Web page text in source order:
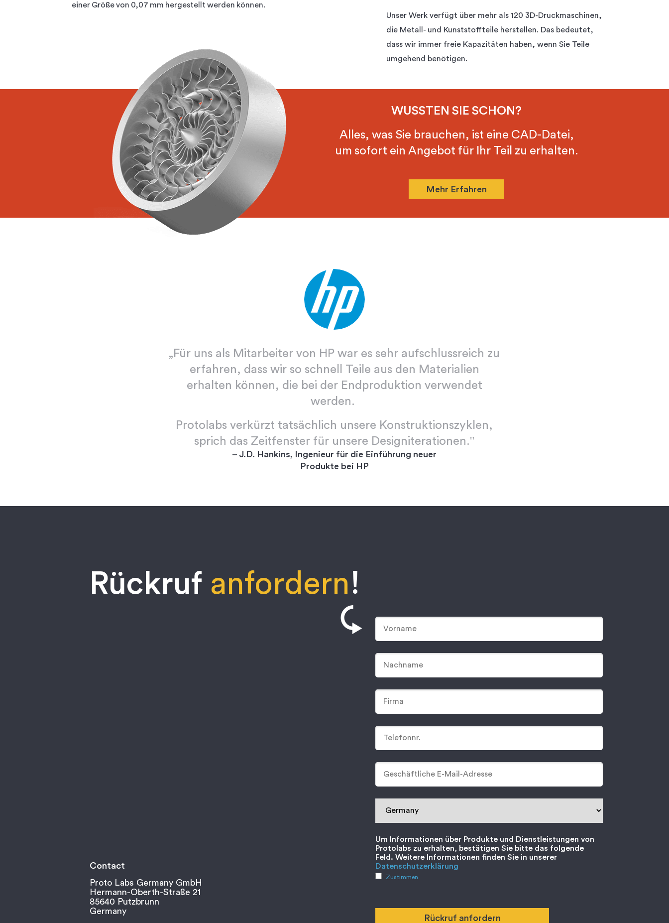
einer Größe von 0,07 mm hergestellt werden können.
Unser Werk verfügt über mehr als 120 3D-Druckmaschinen,
die Metall- und Kunststoffteile herstellen. Das bedeutet,
dass wir immer freie Kapazitäten haben, wenn Sie Teile
umgehend benötigen.
„Für uns als Mitarbeiter von HP war es sehr aufschlussreich zu
erfahren, dass wir so schnell Teile aus den Materialien
erhalten können, die bei der Endproduktion verwendet
werden.
Protolabs verkürzt tatsächlich unsere Konstruktionszyklen,
sprich das Zeitfenster für unsere Designiterationen."
– J.D. Hankins, Ingenieur für die Einführung neuer
Produkte bei HP
Um Informationen über Produkte und Dienstleistungen von
Protolabs zu erhalten, bestätigen Sie bitte das folgende
Feld. Weitere Informationen finden Sie in unserer
Datenschutzerklärung
Zustimmen
Rückruf anfordern
Rückruf anfordern!
Contact
Proto Labs Germany GmbH
Hermann-Oberth-Straße 21
85640 Putzbrunn
Germany
WUSSTEN SIE SCHON?
Alles, was Sie brauchen, ist eine CAD-Datei,
um sofort ein Angebot für Ihr Teil zu erhalten.
Mehr Erfahren